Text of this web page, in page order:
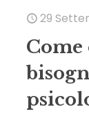
29
Come